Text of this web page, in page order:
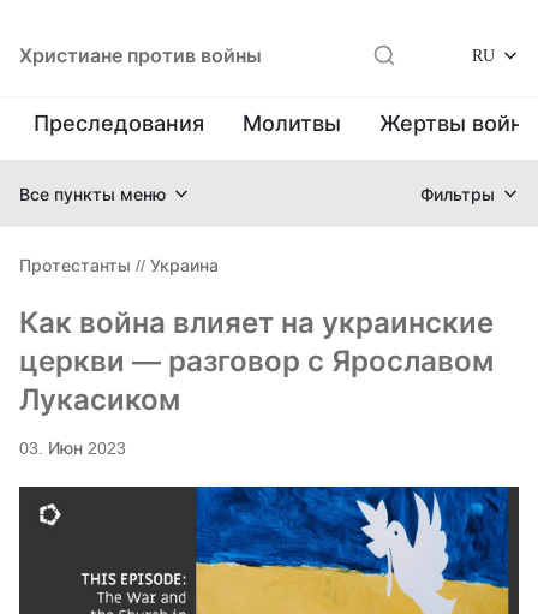
Христиане против войны RU
Преследования Молитвы Жертвы
Все пункты меню Фильтры
Протестанты // Украина
Как война влияет на украинские
церкви — разговор с Ярославом
Лукасиком
03. Июн 2023